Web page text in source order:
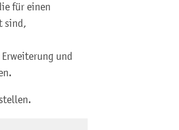
für einen
sind,
und